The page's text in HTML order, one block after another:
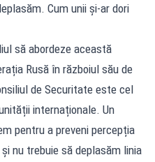
Cum unii și-ar dori
să abordeze această
Rusă în războiul său de
de Securitate este cel
internaționale. Un
pentru a preveni percepția
nu trebuie să deplasăm linia